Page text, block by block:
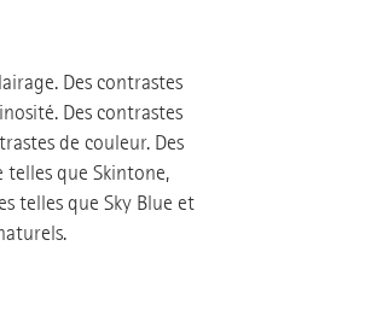
Des contrastes
Des contrastes
de couleur. Des
que Skintone,
telles que Sky Blue et